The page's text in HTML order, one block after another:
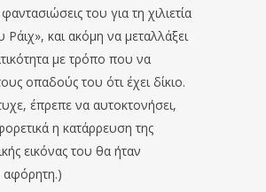
του για τη χιλιετία
Ράιχ», και ακόμη να μεταλλάξει
με τρόπο που να
οπαδούς του ότι έχει δίκιο.
έπρεπε να αυτοκτονήσει,
η κατάρρευση της
εικόνας του θα ήταν
αφόρητη.)